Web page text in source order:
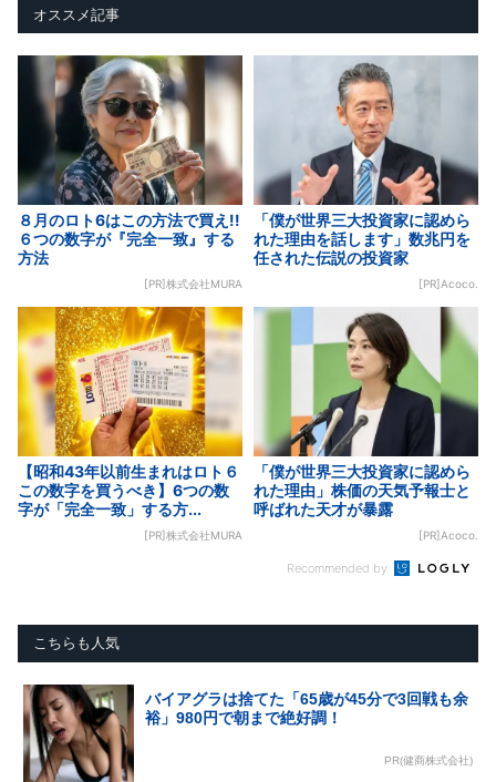
オススメ記事
８月のロト6はこの方法で買え!!
６つの数字が『完全一致』する
方法
[PR]株式会社MURA
「僕が世界三大投資家に認めら
れた理由を話します」数兆円を
任された伝説の投資家
[PR]Acoco.
【昭和43年以前生まれはロト６
この数字を買うべき】6つの数
字が「完全一致」する方...
[PR]株式会社MURA
「僕が世界三大投資家に認めら
れた理由」株価の天気予報士と
呼ばれた天才が暴露
[PR]Acoco.
Recommended by
こちらも人気
バイアグラは捨てた「65歳が45分で3回戦も余
裕」980円で朝まで絶好調！
PR(健商株式会社)